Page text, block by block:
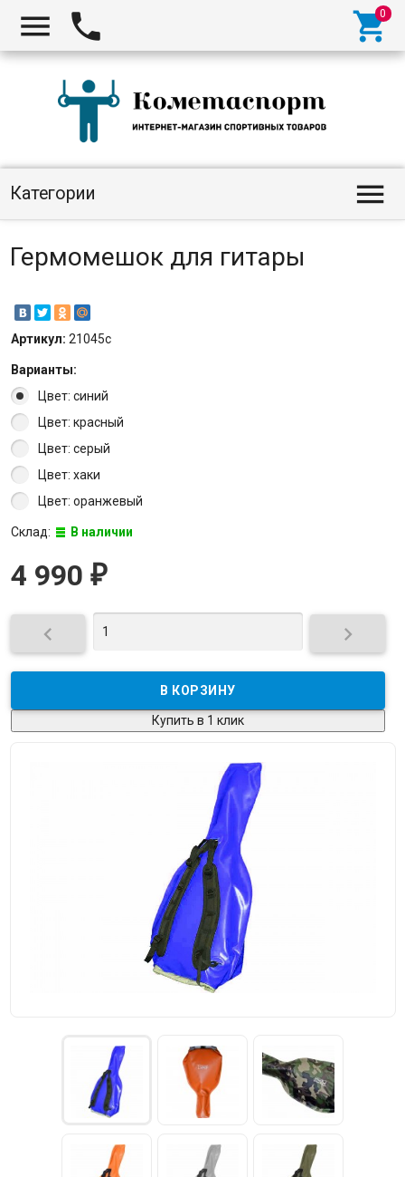
  
Категории 
Гермомешок для гитары
Артикул: 21045с
Варианты:
Цвет: синий
Цвет: красный
Цвет: серый
Цвет: хаки
Цвет: оранжевый
Склад: В наличии
4 990 ₽
 
Купить в 1 клик